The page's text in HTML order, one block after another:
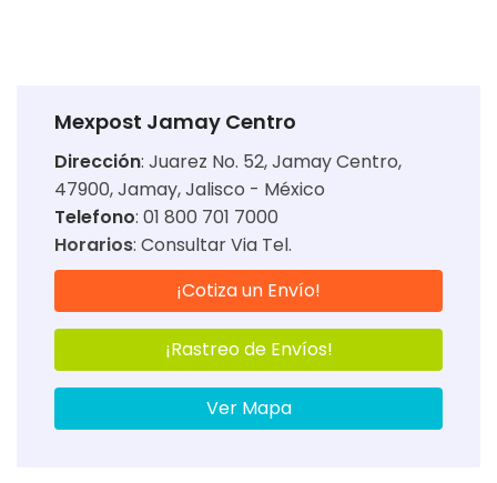
Mexpost Jamay Centro
Dirección: Juarez No. 52, Jamay Centro,
47900, Jamay, Jalisco - México
Telefono: 01 800 701 7000
Horarios: Consultar Via Tel.
¡Cotiza un Envío!
¡Rastreo de Envíos!
Ver Mapa